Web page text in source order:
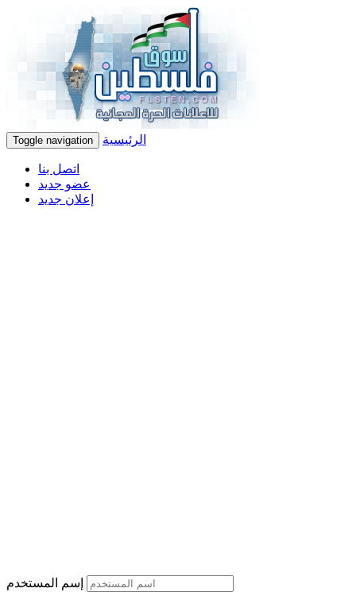
Toggle navigation الرئيسية
اتصل بنا
عضو جديد
إعلان جديد
إسم المستخدم